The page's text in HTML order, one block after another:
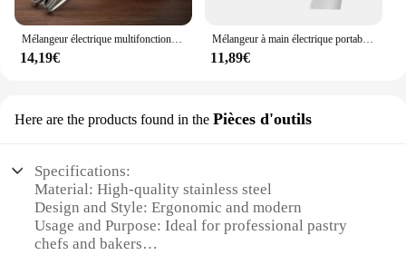
Mélangeur électrique multifonctionnel, 7 vitesses, mini centre commercial, pâte à gâteau, batteur à œufs, crème automatique
14,19€
Mélangeur à main électrique portable pour centre commercial, batteur à œufs automatique, outil de cuisson de gâteaux, mélangeur à crème, cuisine, machine à gâteau, 1200mAh
11,89€
Here are the products found in the Pièces d'outils
Specifications:
Material: High-quality stainless steel
Design and Style: Ergonomic and modern
Usage and Purpose: Ideal for professional pastry
chefs and bakers